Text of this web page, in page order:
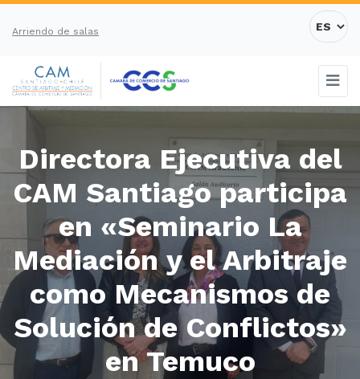
Arriendo de salas
Directora Ejecutiva del
CAM Santiago participa
en «Seminario La
Mediación y el Arbitraje
como Mecanismos de
Solución de Conflictos»
en Temuco